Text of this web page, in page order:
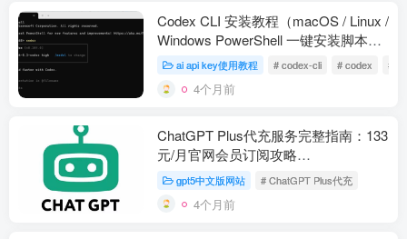
Codex CLI 安装教程（macOS / Linux /
Windows PowerShell 一键安装脚本）
【2026 最新】
ai api key使用教程 # codex-cli # codex #
4个月前
ChatGPT Plus代充服务完整指南：133
元/月官网会员订阅攻略
（2026/01/14）
gpt5中文版网站 # ChatGPT Plus代充
4个月前